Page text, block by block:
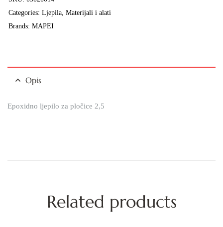
Categories: Ljepila Materijali i alati
Brands: MAPEI
Opis
Epoxidno ljepilo za pločice 2,5
Related products